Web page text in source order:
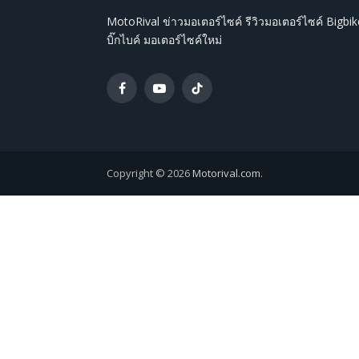
MotoRival ข่าวมอเตอร์ไซค์ รีวิวมอเตอร์ไซค์
บิ๊กไบค์ มอเตอร์ไซค์ใหม่
FacebookYouTubeTikTok
Copyright © 2026Motorival.com.